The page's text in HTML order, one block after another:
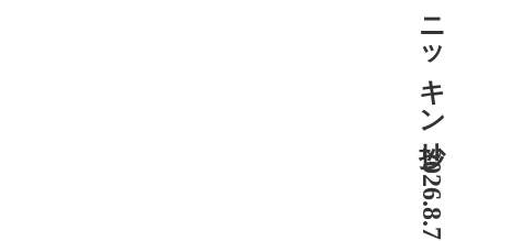
ニッキン抄 2026.8.7